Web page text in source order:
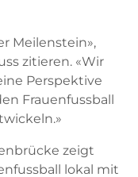
Meilenstein»,
zitieren. «Wir
Perspektive
Frauenfussball
zeigt
lokal mit